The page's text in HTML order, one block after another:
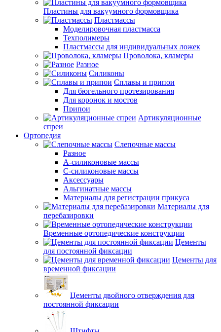
Пластины для вакуумного формовщика
Пластмассы
Моделировочная пластмасса
Техполимеры
Пластмассы для индивидуальных ложек
Проволока, кламеры
Разное
Силиконы
Сплавы и припои
Для бюгельного протезирования
Для коронок и мостов
Припои
Артикуляционные
спреи
Ортопедия
Слепочные массы
Разное
А-силиконовые массы
С-силиконовые массы
Аксессуары
Альгинатные массы
Материалы для регистрации прикуса
Материалы для
перебазировки
Временные ортопедические конструкции
Цементы
для постоянной фиксации
Цементы для
временной фиксации
Цементы двойного отверждения для
постоянной фиксации